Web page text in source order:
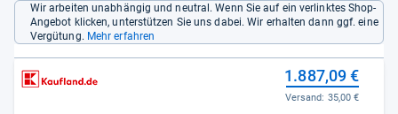
Wir arbeiten unabhängig und neutral. Wenn Sie auf ein verlinktes Shop-
Angebot klicken, unterstützen Sie uns dabei. Wir erhalten dann ggf. eine
Vergütung. Mehr erfahren
1.887,09 €
Versand: 35,00 €